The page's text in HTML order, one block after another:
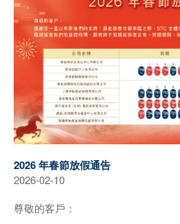
2026 年春節放假通告
2026-02-10
尊敬的客戶：